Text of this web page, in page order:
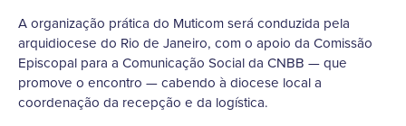
A organização prática do Muticom será conduzida pela
arquidiocese do Rio de Janeiro, com o apoio da Comissão
Episcopal para a Comunicação Social da CNBB — que
promove o encontro — cabendo à diocese local a
coordenação da recepção e da logística.